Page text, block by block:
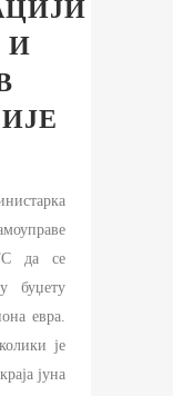
И
да се
буџету
евра.
је
јуна